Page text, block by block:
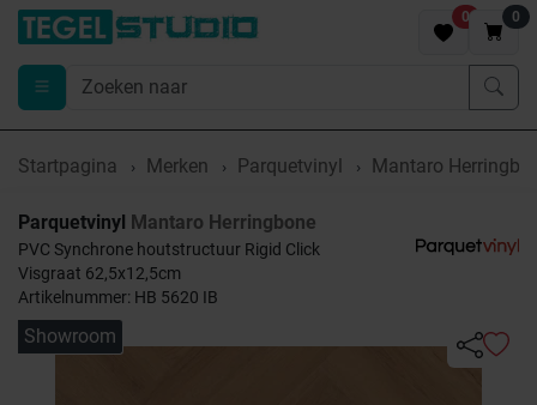
0 0
Startpagina Merken Parquetvinyl Mantaro
Parquetvinyl Mantaro Herringbone
PVC Synchrone houtstructuur Rigid Click
Visgraat 62,5x12,5cm
Artikelnummer: HB 5620 IB
Showroom